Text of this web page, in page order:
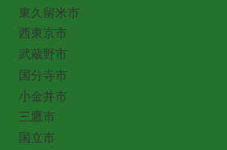
東久留米市
西東京市
武蔵野市
国分寺市
小金井市
三鷹市
国立市